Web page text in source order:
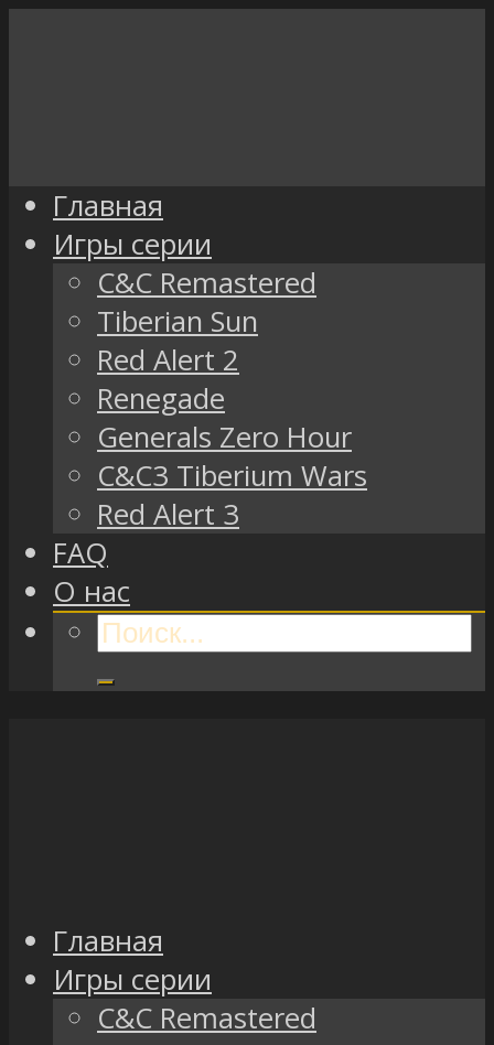
Главная
Игры серии
C&C Remastered
Tiberian Sun
Red Alert 2
Renegade
Generals Zero Hour
C&C3 Tiberium Wars
Red Alert 3
FAQ
О нас
Главная
Игры серии
C&C Remastered